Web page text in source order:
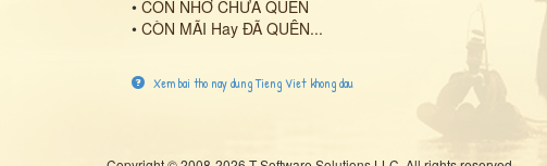
• CÒN NHỚ CHƯA QUÊN
• CÒN MÃI Hay ĐÃ QUÊN...
Xem bai tho nay dung Tieng Viet khong dau